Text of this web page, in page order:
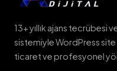
13+ yıllık ajans tecrübesi
sistemiyle WordPress
ticaret ve profesyonel